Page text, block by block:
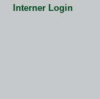
Interner Login